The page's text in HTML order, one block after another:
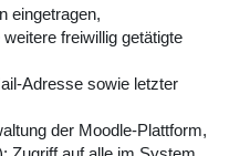
eingetragen,
freiwillig getätigte
Adresse sowie letzter
der Moodle-Plattform,